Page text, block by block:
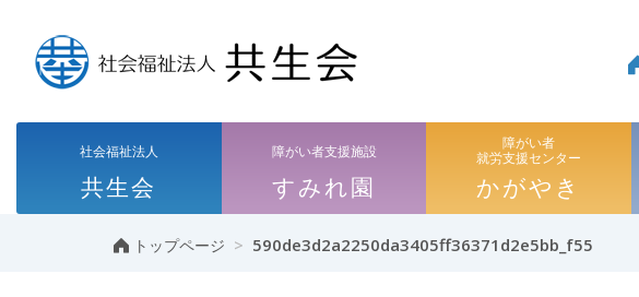
社会福祉法人
共生会
障がい者支援施設
すみれ園
障がい者
就労支援センター
かがやき
トップページ > 590de3d2a2250da3405ff36371d2e5bb_f55